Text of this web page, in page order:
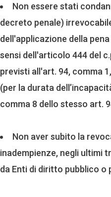
Non essere stati
decreto penale)
dell'applicazione della
sensi dell'articolo 444 del
previsti all'art. 94, comma
(per la durata
comma 8 dello stesso art.
Non aver subito la
inadempienze, negli ultimi
da Enti di diritto pubblico o